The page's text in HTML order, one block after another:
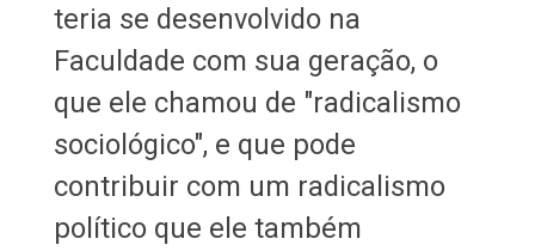
teria se desenvolvido na
Faculdade com sua geração, o
que ele chamou de "radicalismo
sociológico", e que pode
contribuir com um radicalismo
político que ele também